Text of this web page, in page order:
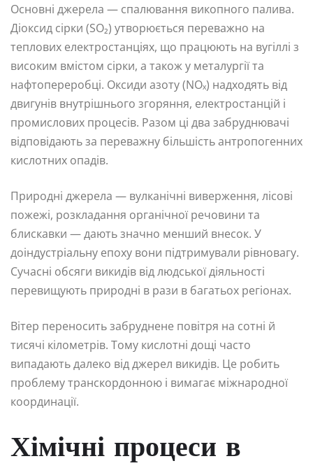
Основні джерела — спалювання викопного палива.
Діоксид сірки (SO₂) утворюється переважно на
теплових електростанціях, що працюють на вугіллі з
високим вмістом сірки, а також у металургії та
нафтопереробці. Оксиди азоту (NOₓ) надходять від
двигунів внутрішнього згоряння, електростанцій і
промислових процесів. Разом ці два забруднювачі
відповідають за переважну більшість антропогенних
кислотних опадів.
Природні джерела — вулканічні виверження, лісові
пожежі, розкладання органічної речовини та
блискавки — дають значно менший внесок. У
доіндустріальну епоху вони підтримували рівновагу.
Сучасні обсяги викидів від людської діяльності
перевищують природні в рази в багатьох регіонах.
Вітер переносить забруднене повітря на сотні й
тисячі кілометрів. Тому кислотні дощі часто
випадають далеко від джерел викидів. Це робить
проблему транскордонною і вимагає міжнародної
координації.
Хімічні процеси в